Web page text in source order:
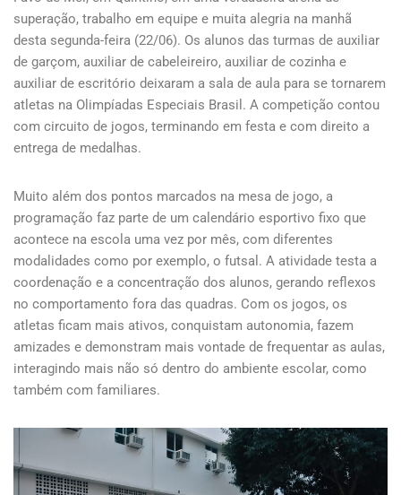
superação, trabalho em equipe e muita alegria na manhã
desta segunda-feira (22/06). Os alunos das turmas de auxiliar
de garçom, auxiliar de cabeleireiro, auxiliar de cozinha e
auxiliar de escritório deixaram a sala de aula para se tornarem
atletas na Olimpíadas Especiais Brasil. A competição contou
com circuito de jogos, terminando em festa e com direito a
entrega de medalhas.
Muito além dos pontos marcados na mesa de jogo, a
programação faz parte de um calendário esportivo fixo que
acontece na escola uma vez por mês, com diferentes
modalidades como por exemplo, o futsal. A atividade testa a
coordenação e a concentração dos alunos, gerando reflexos
no comportamento fora das quadras. Com os jogos, os
atletas ficam mais ativos, conquistam autonomia, fazem
amizades e demonstram mais vontade de frequentar as aulas,
interagindo mais não só dentro do ambiente escolar, como
também com familiares.